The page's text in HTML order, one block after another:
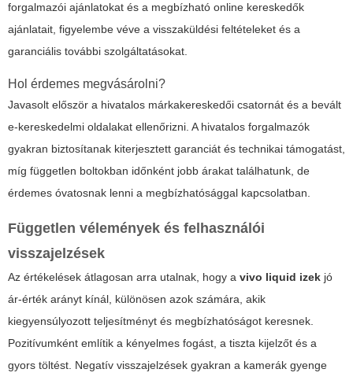
forgalmazói ajánlatokat és a megbízható online kereskedők
ajánlatait, figyelembe véve a visszaküldési feltételeket és a
garanciális további szolgáltatásokat.
Hol érdemes megvásárolni?
Javasolt először a hivatalos márkakereskedői csatornát és a bevált
e-kereskedelmi oldalakat ellenőrizni. A hivatalos forgalmazók
gyakran biztosítanak kiterjesztett garanciát és technikai támogatást,
míg független boltokban időnként jobb árakat találhatunk, de
érdemes óvatosnak lenni a megbízhatósággal kapcsolatban.
Független vélemények és felhasználói
visszajelzések
Az értékelések átlagosan arra utalnak, hogy a vivo liquid izek jó
ár-érték arányt kínál, különösen azok számára, akik
kiegyensúlyozott teljesítményt és megbízhatóságot keresnek.
Pozitívumként említik a kényelmes fogást, a tiszta kijelzőt és a
gyors töltést. Negatív visszajelzések gyakran a kamerák gyenge